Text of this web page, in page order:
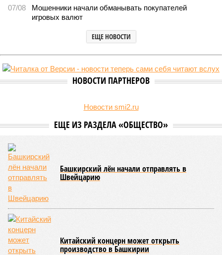
07/08
Мошенники начали обманывать покупателей
игровых валют
ЕЩЕ НОВОСТИ
НОВОСТИ ПАРТНЕРОВ
Новости smi2.ru
ЕЩЕ ИЗ РАЗДЕЛА «ОБЩЕСТВО»
Башкирский лён начали отправлять в
Швейцарию
Китайский концерн может открыть
производство в Башкирии